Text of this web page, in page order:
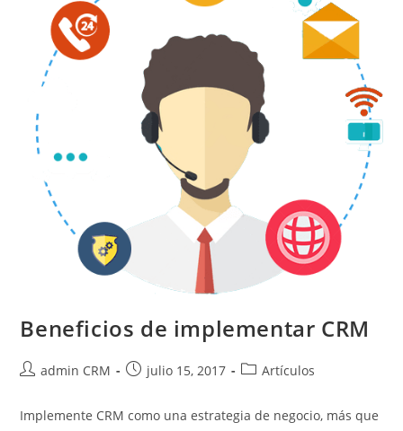
Beneficios de implementar CRM
admin CRM julio 15, 2017 Artículos
Implemente CRM como una estrategia de negocio, más que